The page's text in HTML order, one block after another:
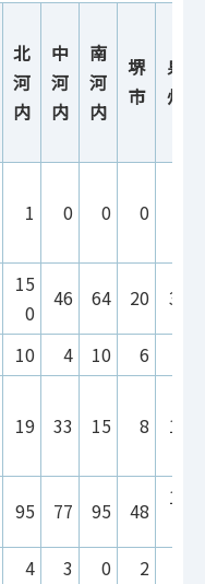
北
河
内
中
河
内
南
河
内
堺
市
泉
州
1 0 0 0
15
0
46 64 20 36
10 4 10 6
19 33 15 8 17
95 77 95 48
13
4 3 0 2